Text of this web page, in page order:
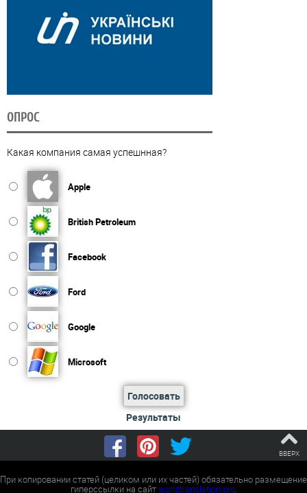
ОПРОС
Какая компания самая успешнная?
Apple
British Petroleum
Facebook
Ford
Google
Microsoft
Голосовать
Результаты
ВВЕРХ
При копировании статей (целиком или их частей) обязательно размещение
гиперссылки на сайтworldtranslation.org.